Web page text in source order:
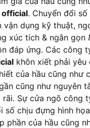
. Chuyển đổi
vận dụng kỹ thuật,
xúc tích & ngắn gọn
đáp ứng. Các công
khôn xiết phải yêu
của hầu cũng như
cũng như nguyên
rãi. Sự cửa ngõ công
số chịu đựng hình
phần của hầu cũng